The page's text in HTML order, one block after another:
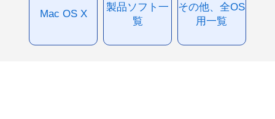
Mac OS X
製品ソフト一
覧
その他、全OS
用一覧